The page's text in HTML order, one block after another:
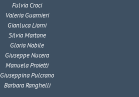
Fulvia Croci
Valeria Guarnieri
Gianluca Liorni
Silvia Martone
Gloria Nobile
Giuseppe Nucera
Manuela Proietti
Giuseppina Pulcrano
Barbara Ranghelli